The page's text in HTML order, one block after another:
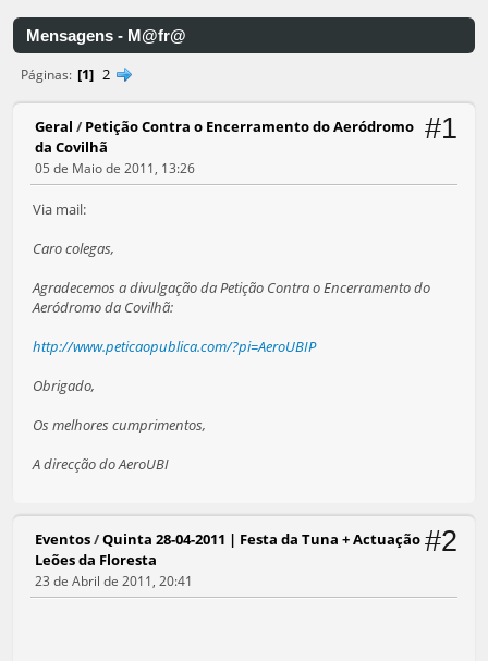
Mensagens - M@fr@
Páginas 1 2
#1
Geral / Petição Contra o Encerramento do Aeródromo
da Covilhã
05 de Maio de 2011, 13:26
Via mail:
Caro colegas,
Agradecemos a divulgação da Petição Contra o Encerramento do
Aeródromo da Covilhã:
http://www.peticaopublica.com/?pi=AeroUBIP
Obrigado,
Os melhores cumprimentos,
A direcção do AeroUBI
#2
Eventos/Quinta 28-04-2011 | Festa da Tuna + Actuação
Leões da Floresta
23 de Abril de 2011, 20:41